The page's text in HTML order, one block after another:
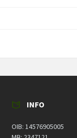
INFO
OIB: 14576905005